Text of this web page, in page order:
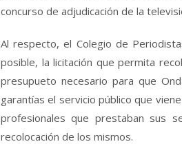
concurso de adjudicación de la
Al respecto, el Colegio de
posible, la licitación que permita
presupueto necesario para que
garantías el servicio público que
profesionales que prestaban sus
recolocación de los mismos.